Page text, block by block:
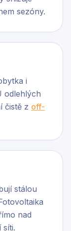
sezóny.
i
odlehlých
čistě z off-
stálou
nad
síti.